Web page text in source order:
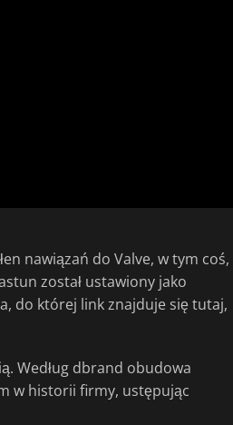
nawiązań do Valve, w tym coś,
został ustawiony jako
do której link znajduje się tutaj,
Według dbrand obudowa
w historii firmy, ustępując